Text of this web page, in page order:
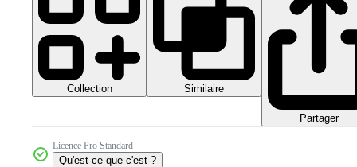
Collection Similaire
Partager
Licence Pro Standard
Qu'est-ce que c'est ?